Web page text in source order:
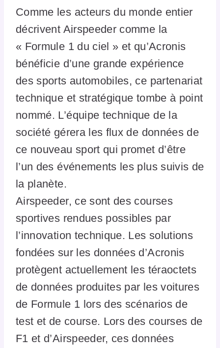
Comme les acteurs du monde entier
décrivent Airspeeder comme la
« Formule 1 du ciel » et qu’Acronis
bénéficie d’une grande expérience
des sports automobiles, ce partenariat
technique et stratégique tombe à point
nommé. L’équipe technique de la
société gérera les flux de données de
ce nouveau sport qui promet d’être
l’un des événements les plus suivis de
la planète.
Airspeeder, ce sont des courses
sportives rendues possibles par
l’innovation technique. Les solutions
fondées sur les données d’Acronis
protègent actuellement les téraoctets
de données produites par les voitures
de Formule 1 lors des scénarios de
test et de course. Lors des courses de
F1 et d’Airspeeder, ces données